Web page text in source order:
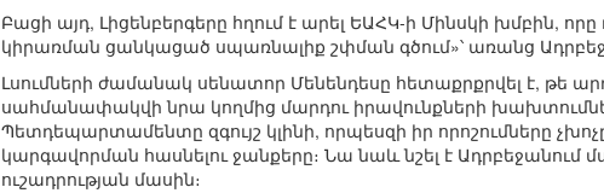
Բացի այդ, Լիցենբերգերը հղում է արել ԵԱՀԿ-ի Մինսկի խմբին,
կիրառման ցանկացած սպառնալիք շփման գծում»՝ առանց
Լսումների ժամանակ սենատոր Մենենդեսը հետաքրքրվել է, թե
սահմանափակվի նրա կողմից մարդու իրավունքների
Պետդեպարտամենտը զգույշ կլինի, որպեսզի իր որոշումները
կարգավորման հասնելու ջանքերը։ Նա նաև նշել է Ադրբեջանում
ուշադրության մասին։